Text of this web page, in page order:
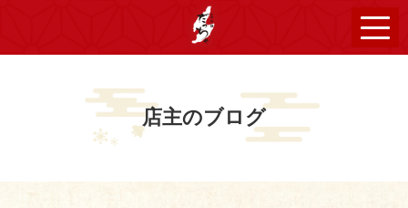
店主のブログ